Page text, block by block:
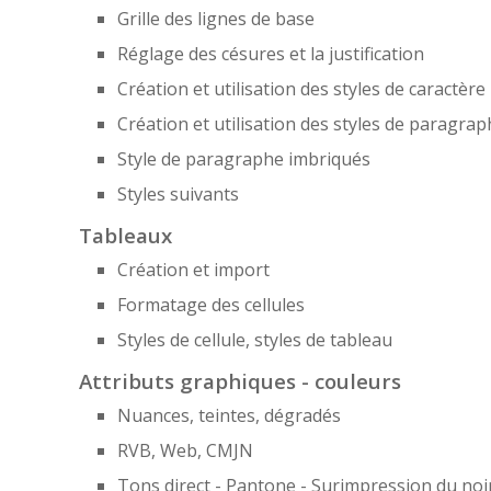
Grille des lignes de base
Réglage des césures et la justification
Création et utilisation des styles de caractère
Création et utilisation des styles de
Style de paragraphe imbriqués
Styles suivants
Tableaux
Création et import
Formatage des cellules
Styles de cellule, styles de tableau
Attributs graphiques - couleurs
Nuances, teintes, dégradés
RVB, Web, CMJN
Tons direct - Pantone - Surimpression du